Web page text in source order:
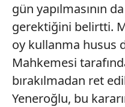
gün yapılmasının
gerektiğini belirtti.
oy kullanma husus
Mahkemesi
bırakılmadan ret
Yeneroğlu, bu